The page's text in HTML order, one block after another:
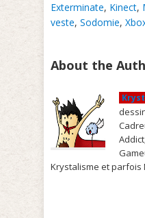
Exterminate, Kinect,
veste, Sodomie,
About the
Krystalisme et parfois